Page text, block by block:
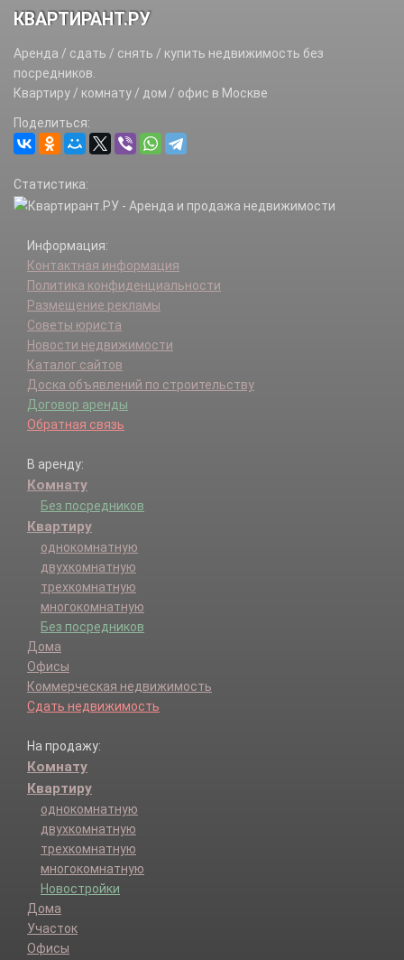
Малыгино д.
Подосинки д.
Подсобного х-ва Минзаг п.
Поляны д.
Раево д.
Софьино д.
Страдань д.
Шарапово д.
Шахово д.
КВАРТИРАНТ.РУ
Аренда / сдать / снять / купить недвижимость без
посредников.
Квартиру / комнату / дом / офис в Москве
Поделиться:
Статистика:
Информация:
Контактная информация
Политика конфиденциальности
Размещение рекламы
Советы юриста
Новости недвижимости
Каталог сайтов
Доска объявлений по строительству
Договор аренды
Обратная связь
В аренду:
Комнату
Без посредников
Квартиру
однокомнатную
двухкомнатную
трехкомнатную
многокомнатную
Без посредников
Дома
Офисы
Коммерческая недвижимость
Сдать недвижимость
На продажу:
Комнату
Квартиру
однокомнатную
двухкомнатную
трехкомнатную
многокомнатную
Новостройки
Дома
Участок
Офисы